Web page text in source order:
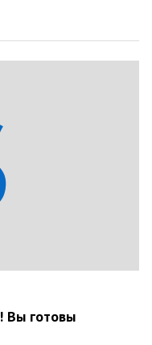
Вы готовы